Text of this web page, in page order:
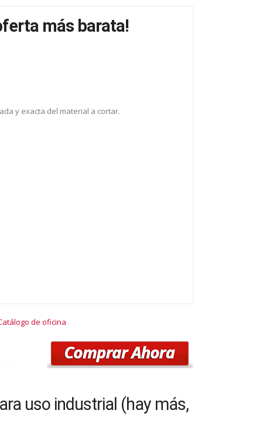
más barata!
y exacta del material a cortar.
de oficina
uso industrial (hay más,